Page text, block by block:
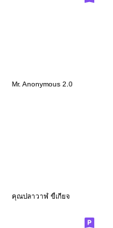
Mr. Anonymous 2.0
คุณปลาวาฬ ขี้เกียจ